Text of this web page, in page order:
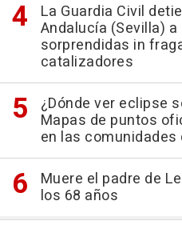
La Guardia Civil
Andalucía (Sevilla)
sorprendidas in
catalizadores
¿Dónde ver eclipse
Mapas de puntos
en las
Muere el padre de
los 68 años